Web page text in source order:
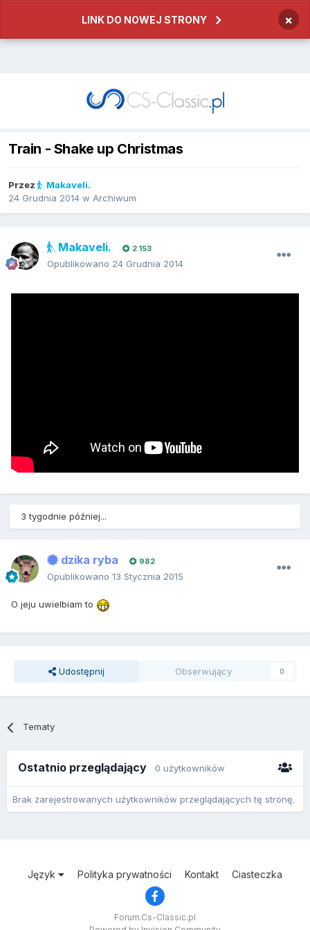
LINK DO NOWEJ STRONY ×
Train - Shake up Christmas
Przez
Makaveli.
24 Grudnia 2014 w Archiwum
Makaveli. 2 153
Opublikowano 24 Grudnia 2014
3 tygodnie później...
dzika ryba 982
Opublikowano 13 Stycznia 2015
O jeju uwielbiam to
Udostępnij Obserwujący 0
Tematy
Ostatnio przeglądający 0 użytkowników
Brak zarejestrowanych użytkowników przeglądających tę stronę.
Język Polityka prywatności Kontakt Ciasteczka
Forum.Cs-Classic.pl